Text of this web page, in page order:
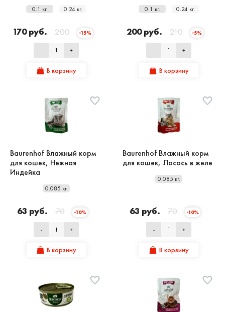
0.1 кг. 0.24 кг.
170 руб. 200 -15%
- +
В корзину
0.1 кг. 0.24 кг.
200 руб. 210 -5%
- +
В корзину
Baurenhof Влажный корм
для кошек, Нежная
Индейка
0.085 кг.
63 руб. 70 -10%
- +
В корзину
Baurenhof Влажный корм
для кошек, Лосось в желе
0.085 кг.
63 руб. 70 -10%
- +
В корзину